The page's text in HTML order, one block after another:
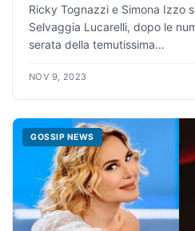
Ricky Tognazzi e Simona Izzo
Selvaggia Lucarelli, dopo le
serata della temutissima...
NOV 9, 2023
GOSSIP NEWS